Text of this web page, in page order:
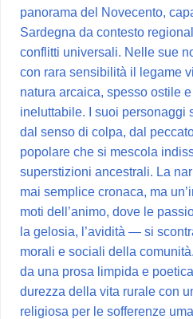
panorama del Novecento,
Sardegna da contesto
conflitti universali. Nelle sue
con rara sensibilità il legame
natura arcaica, spesso ostile
ineluttabile. I suoi personaggi
dal senso di colpa, dal
popolare che si mescola
superstizioni ancestrali. La
mai semplice cronaca, ma
moti dell’animo, dove le
la gelosia, l’avidità — si
morali e sociali della
da una prosa limpida e
durezza della vita rurale con
religiosa per le sofferenze